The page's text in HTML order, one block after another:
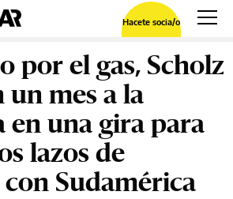
Hacete socia/o
por el gas, Scholz
un mes a la
en una gira para
lazos de
Sudamérica